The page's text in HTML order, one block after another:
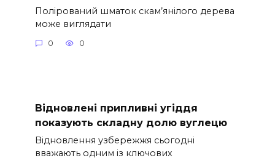
Полірований шматок скам’янілого дерева
може виглядати
0 0
Відновлені припливні угіддя
показують складну долю вуглецю
Відновлення узбережжя сьогодні
вважають одним із ключових